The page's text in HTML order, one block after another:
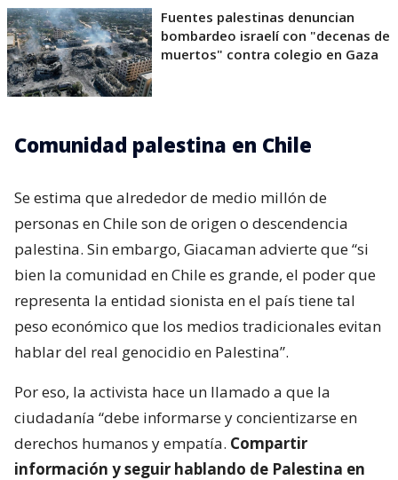
Fuentes palestinas denuncian
bombardeo israelí con "decenas de
muertos" contra colegio en Gaza
Comunidad palestina en Chile
Se estima que alrededor de medio millón de
personas en Chile son de origen o descendencia
palestina. Sin embargo, Giacaman advierte que “si
bien la comunidad en Chile es grande, el poder que
representa la entidad sionista en el país tiene tal
peso económico que los medios tradicionales evitan
hablar del real genocidio en Palestina”.
Por eso, la activista hace un llamado a que la
ciudadanía “debe informarse y concientizarse en
derechos humanos y empatía. Compartir
información y seguir hablando de Palestina en